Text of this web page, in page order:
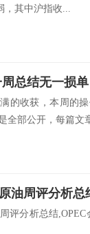
，其中沪指收...
总结无一损
的收获，本周的
全部公开，每篇文
评分析总结